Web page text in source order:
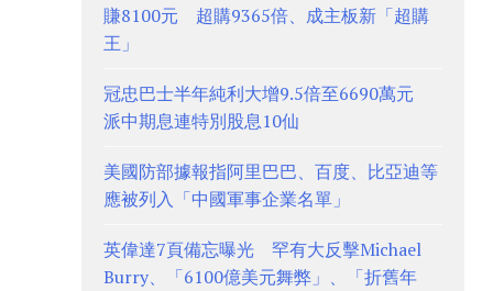
賺8100元 超購9365倍、成主板新「超購
王」
冠忠巴士半年純利大增9.5倍至6690萬元
派中期息連特別股息10仙
美國防部據報指阿里巴巴、百度、比亞迪等
應被列入「中國軍事企業名單」
英偉達7頁備忘曝光 罕有大反擊Michael
Burry、「6100億美元舞弊」、「折舊年